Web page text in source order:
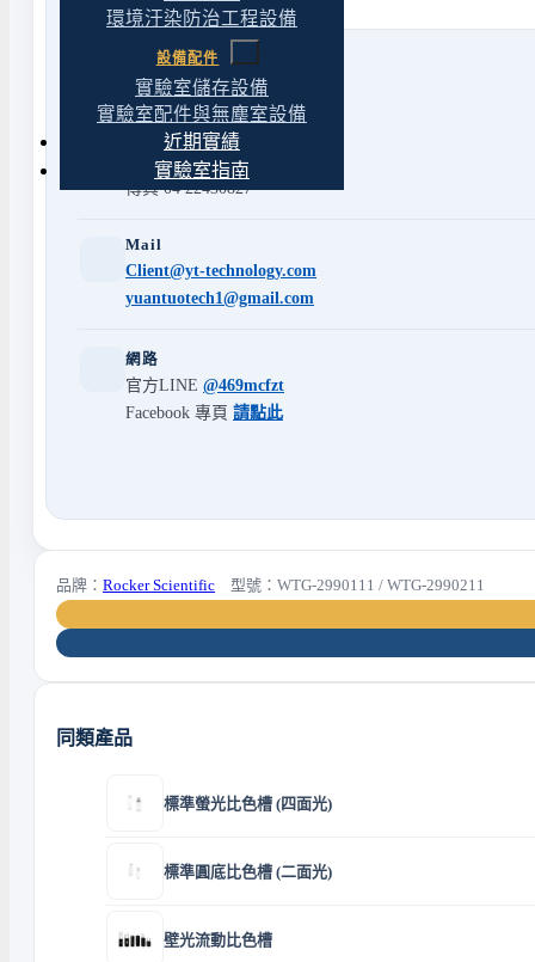
環境汙染防治工程設備
設備配件
實驗室儲存設備
實驗室配件與無塵室設備
近期實績
實驗室指南
Phone
市話04 22439623
傳真 04 22430827
Mail
Client@yt-technology.com
yuantuotech1@gmail.com
網路
官方LINE @469mcfzt
Facebook 專頁 請點此
品牌： Rocker Scientific 型號：WTG-2990111 / WTG-2990211
同類產品
標準螢光比色槽 (四面光)
標準圓底比色槽 (二面光)
壁光流動比色槽